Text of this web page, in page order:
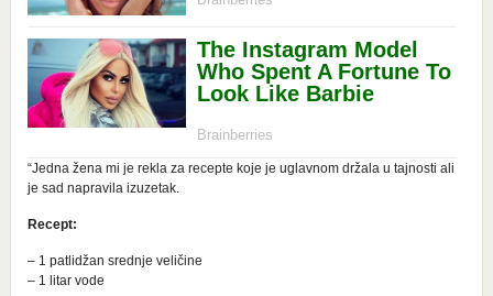
“Jedna žena mi je rekla za recepte koje je uglavnom držala u tajnosti ali
je sad napravila izuzetak.
Recept:
– 1 patlidžan srednje veličine
– 1 litar vode